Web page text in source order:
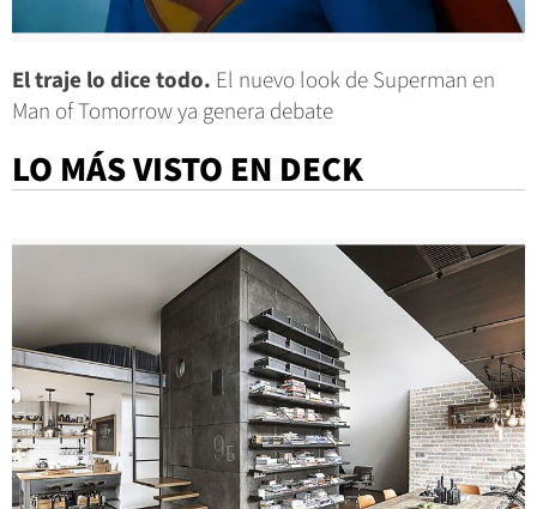
El traje lo dice todo. El nuevo look de Superman en
Man of Tomorrow ya genera debate
LO MÁS VISTO EN DECK